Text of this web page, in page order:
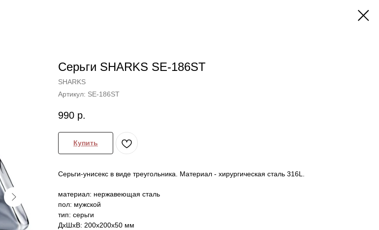
Серьги SHARKS SE-186ST
SHARKS
Артикул: SE-186ST
990 р.
Купить
Серьги-унисекс в виде треугольника. Материал - хирургическая сталь 316L.
материал: нержавеющая сталь
пол: мужской
тип: серьги
ДxШxВ: 200x200x50 мм